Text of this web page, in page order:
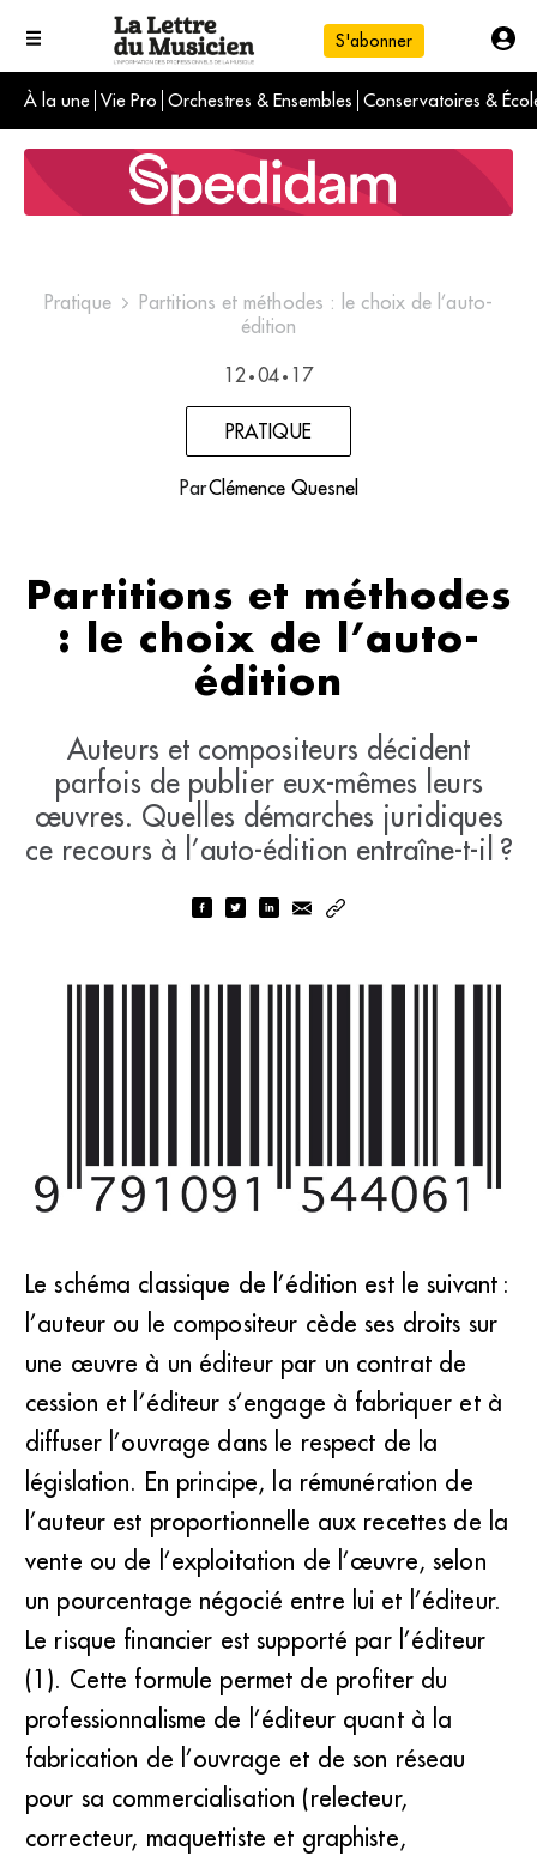
S'abonner
À la une Vie Pro Orchestres & Ensembles Conservatoires &
L'info du jour
Le numéro du mois
International
Pratique
Partitions et méthodes : le choix de l’auto-
édition
12 • 04 • 17
PRATIQUE
ParClémence Quesnel
Partitions et méthodes
: le choix de l’auto-
édition
Auteurs et compositeurs décident
parfois de publier eux-mêmes leurs
œuvres. Quelles démarches juridiques
ce recours à l’auto-édition entraîne-t-il ?
Lorsque le compositeur a choisi l’auto-édition, il est
responsable de tout le processus, de l’écriture de l’œuvre à
la vente de l’ouvrage matériel. (DR)
Le schéma classique de l’édition est le suivant :
l’auteur ou le compositeur cède ses droits sur
une œuvre à un éditeur par un contrat de
cession et l’éditeur s’engage à fabriquer et à
diffuser l’ouvrage dans le respect de la
législation. En principe, la rémunération de
l’auteur est proportionnelle aux recettes de la
vente ou de l’exploitation de l’œuvre, selon
un pourcentage négocié entre lui et l’éditeur.
Le risque financier est supporté par l’éditeur
(1). Cette formule permet de profiter du
professionnalisme de l’éditeur quant à la
fabrication de l’ouvrage et de son réseau
pour sa commercialisation (relecteur,
correcteur, maquettiste et graphiste,